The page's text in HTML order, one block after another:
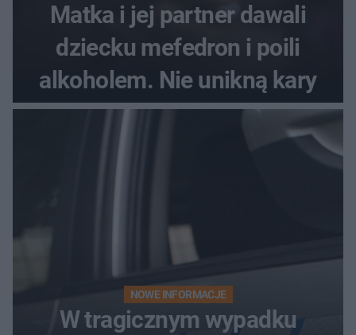
Matka i jej partner dawali
dziecku mefedron i poili
alkoholem. Nie unikną kary
NOWE INFORMACJE
W tragicznym wypadku